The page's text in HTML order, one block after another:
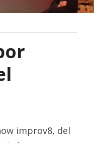
improv8, del